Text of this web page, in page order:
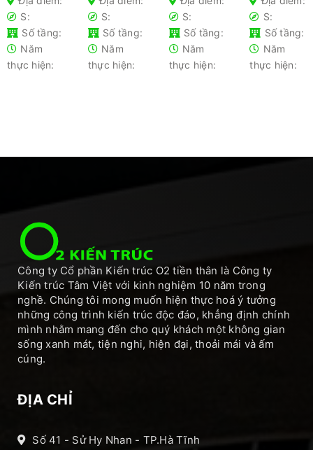
Kiến thức
không
thể bỏ lỡ
S:
Số tầng:
Năm
thực hiện:
gia chủ
S:
Số tầng:
Năm
thực hiện:
nhà nên
tránh
S:
Số tầng:
Năm
thực hiện:
Tối ưu chi
phí
S:
Số tầng:
Năm
thực hiện:
Công ty Cổ phần Kiến trúc O2 tiền thân là Công ty
Kiến trúc Tâm Việt với kinh nghiệm 10 năm trong
nghề. Chúng tôi mong muốn hiện thực hoá ý tưởng
những công trình kiến trúc độc đáo, khẳng định chính
mình nhằm mang đến cho quý khách một không gian
sống xanh mát, tiện nghi, hiện đại, thoải mái và ấm
cúng.
ĐỊA CHỈ
Số 41 - Sử Hy Nhan - TP.Hà Tĩnh